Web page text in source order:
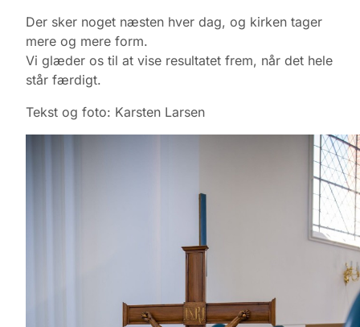
Der sker noget næsten hver dag, og kirken tager
mere og mere form.
Vi glæder os til at vise resultatet frem, når det hele
står færdigt.
Tekst og foto: Karsten Larsen